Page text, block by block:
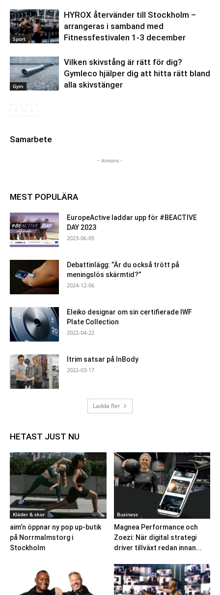
Sport
HYROX återvänder till Stockholm –
arrangeras i samband med
Fitnessfestivalen 1-3 december
Gym
Vilken skivstång är rätt för dig?
Gymleco hjälper dig att hitta rätt bland
alla skivstänger
Samarbete
- Annons -
MEST POPULÄRA
EuropeActive laddar upp för #BEACTIVE
DAY 2023
2023-06-05
Debattinlägg: ”Är du också trött på
meningslös skärmtid?”
2024-12-06
Eleiko designar om sin certifierade IWF
Plate Collection
2022-04-22
Itrim satsar på InBody
2022-03-17
Ladda fler
HETAST JUST NU
Kläder & skor
aim’n öppnar ny pop up-butik
på Norrmalmstorg i
Stockholm
Business
Magnea Performance och
Zoezi: När digital strategi
driver tillväxt redan innan...